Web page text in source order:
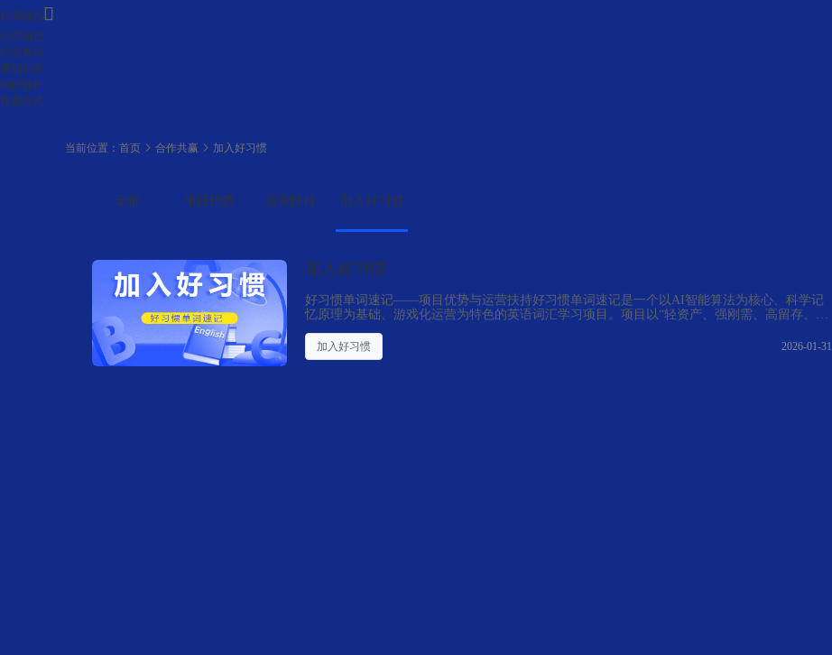
新闻动态
公司动态
行业资讯
通知公告
知识资料
联系方式
当前位置： 首页 合作共赢 加入好习惯
全部 项目优势 运营扶持 加入好习惯
加入好习惯
好习惯单词速记——项目优势与运营扶持好习惯单词速记是一个以AI智能算法为核心、科学记
忆原理为基础、游戏化运营为特色的英语词汇学习项目。项目以“轻资产、强刚需、高留存、易
商提供从0到1的全流程运营扶持，实现低风险创业与稳定盈利。好习惯单词速记=AI智能记忆系
统+游戏化习惯养成+轻资产运营模式+全流程扶持体系为学生提供
加入好习惯 2026-01-31